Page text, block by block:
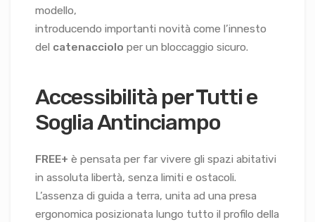
modello,
introducendo importanti novità come l’innesto
del catenacciolo per un bloccaggio sicuro.
Accessibilità per Tutti e
Soglia Antinciampo
FREE+ è pensata per far vivere gli spazi abitativi
in assoluta libertà, senza limiti e ostacoli.
L’assenza di guida a terra, unita ad una presa
ergonomica posizionata lungo tutto il profilo della